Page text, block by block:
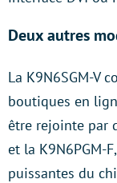
Deux autres
La K9N6SGM-V
boutiques en
être rejointe par
et la K9N6PGM-
puissantes du